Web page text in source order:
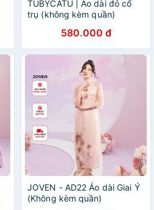
TUBYCATU | Áo dài đỏ cổ
trụ (không kèm quần)
580.000 đ
JOVEN - AD22 Áo dài Giai Ý
(Không kèm quần)